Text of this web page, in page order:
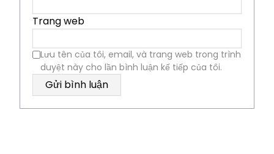
Trang web
Lưu tên của tôi, email, và trang web trong trình
duyệt này cho lần bình luận kế tiếp của tôi.